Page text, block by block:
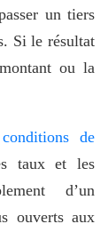
un tiers
Si le résultat
ou la
de
taux et les
d’un
ouverts aux